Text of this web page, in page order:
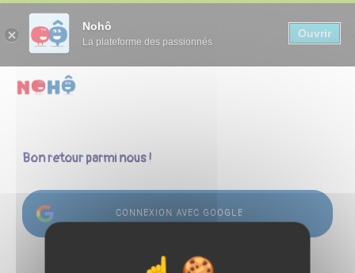
Nohô
La plateforme des passionnés
Ouvrir
Bon retour parmi nous !
CONNEXION AVEC GOOGLE
ou
Panneau de gestion des cookies